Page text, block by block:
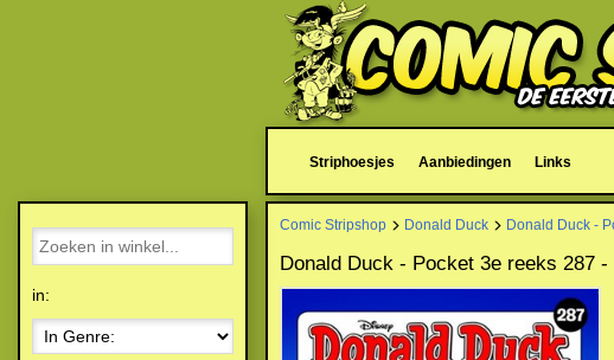
Striphoesjes Aanbiedingen Links
Comic Stripshop Donald Duck Donald Duck -
Donald Duck - Pocket 3e reeks 287
in: